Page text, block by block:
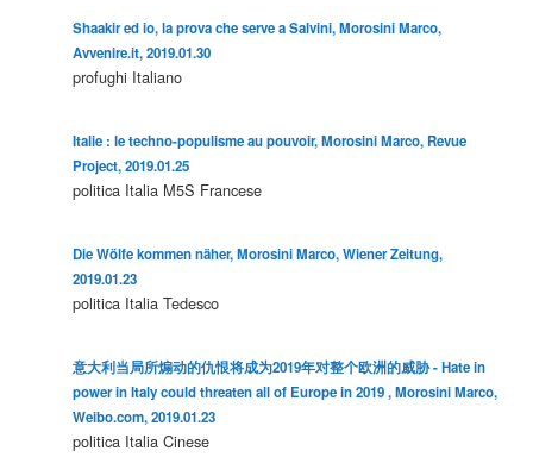
Shaakir ed io, la prova che serve a Salvini, Morosini Marco,
Avvenire.it, 2019.01.30
profughi Italiano
Italie : le techno-populisme au pouvoir, Morosini Marco, Revue
Project, 2019.01.25
politica Italia M5S Francese
Die Wölfe kommen näher, Morosini Marco, Wiener Zeitung,
2019.01.23
politica Italia Tedesco
意大利当局所煽动的仇恨将成为2019年对整个欧洲的威胁 - Hate in
power in Italy could threaten all of Europe in 2019 , Morosini Marco,
Weibo.com, 2019.01.23
politica Italia Cinese